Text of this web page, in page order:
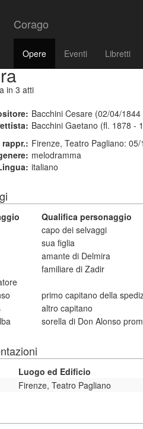
Corago
Opere Eventi Libretti
in 3 atti
Bacchini Cesare (02/04/
Bacchini Gaetano (fl. 1878 -
rappr.: Firenze, Teatro Pagliano:
melodramma
italiano
Qualifica personaggio
capo dei selvaggi
sua figlia
amante di Delmira
familiare di Zadir
primo capitano della
altro capitano
sorella di Don Alonso
Luogo ed Edificio
Firenze, Teatro Pagliano